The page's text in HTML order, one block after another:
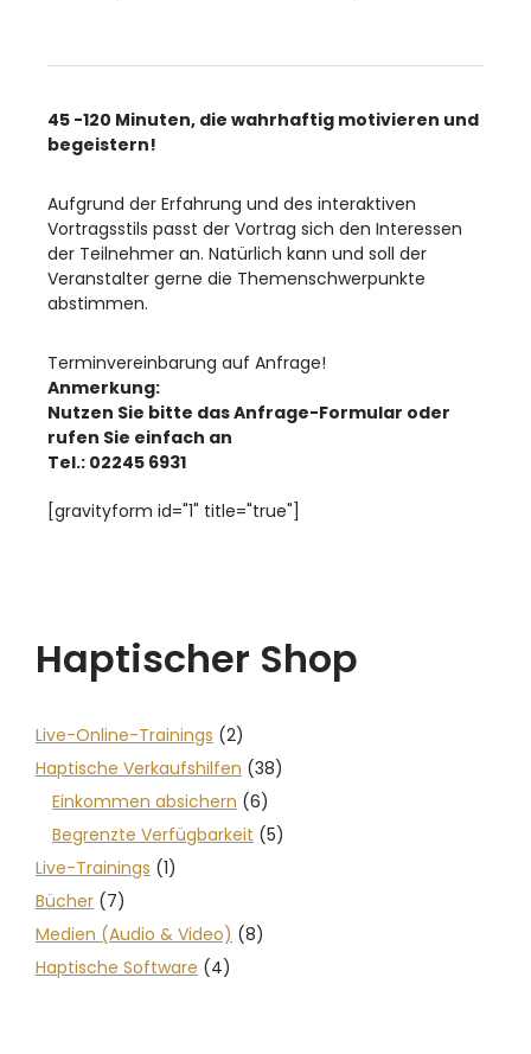
45 -120 Minuten, die wahrhaftig motivieren und
begeistern!
Aufgrund der Erfahrung und des interaktiven
Vortragsstils passt der Vortrag sich den Interessen
der Teilnehmer an. Natürlich kann und soll der
Veranstalter gerne die Themenschwerpunkte
abstimmen.
Terminvereinbarung auf Anfrage!
Anmerkung:
Nutzen Sie bitte das Anfrage-Formular oder
rufen Sie einfach an
Tel.: 02245 6931
[gravityform id="1" title="true"]
Haptischer Shop
Live-Online-Trainings (2)
Haptische Verkaufshilfen (38)
Einkommen absichern (6)
Begrenzte Verfügbarkeit (5)
Live-Trainings (1)
Bücher (7)
Medien (Audio & Video) (8)
Haptische Software (4)